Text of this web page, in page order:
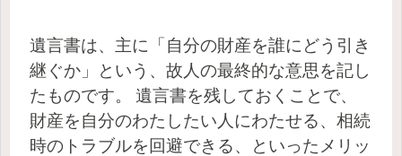
遺言書は、主に「自分の財産を誰にどう引き
継ぐか」という、故人の最終的な意思を記し
たものです。
遺言書を残しておくことで、
財産を自分のわたしたい人にわたせる、相続
時のトラブルを回避できる、といったメリッ